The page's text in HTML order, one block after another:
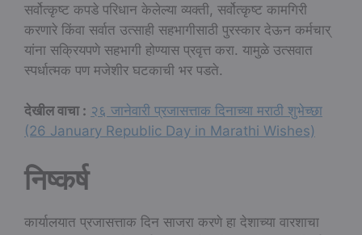
सर्वोत्कृष्ट कपडे परिधान केलेल्या व्यक्ती, सर्वोत्कृष्ट कामगिरी
करणारे किंवा सर्वात उत्साही सहभागीसाठी पुरस्कार देऊन कर्मचार्
यांना सक्रियपणे सहभागी होण्यास प्रवृत्त करा. यामुळे उत्सवात
स्पर्धात्मक पण मजेशीर घटकाची भर पडते.
देखील वाचा : २६ जानेवारी प्रजासत्ताक दिनाच्या मराठी शुभेच्छा
(26 January Republic Day in Marathi Wishes)
निष्कर्ष
कार्यालयात प्रजासत्ताक दिन साजरा करणे हा देशाच्या वारशाचा